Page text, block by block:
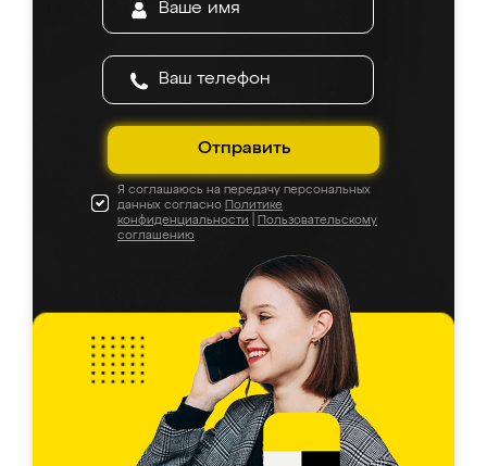
Отправить
Я соглашаюсь на передачу персональных
данных согласно Политике
конфиденциальности
Пользовательскому
соглашению